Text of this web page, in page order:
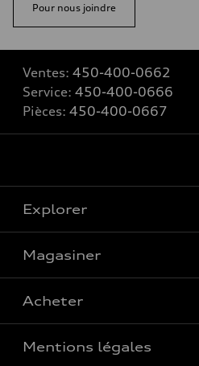
Pour nous joindre
Ventes: 450-400-0662
Service: 450-400-0666
Pièces: 450-400-0667
Explorer
Voir tous les modèles
Magasiner
Acheter
Réserver un essai routier
Mentions légales